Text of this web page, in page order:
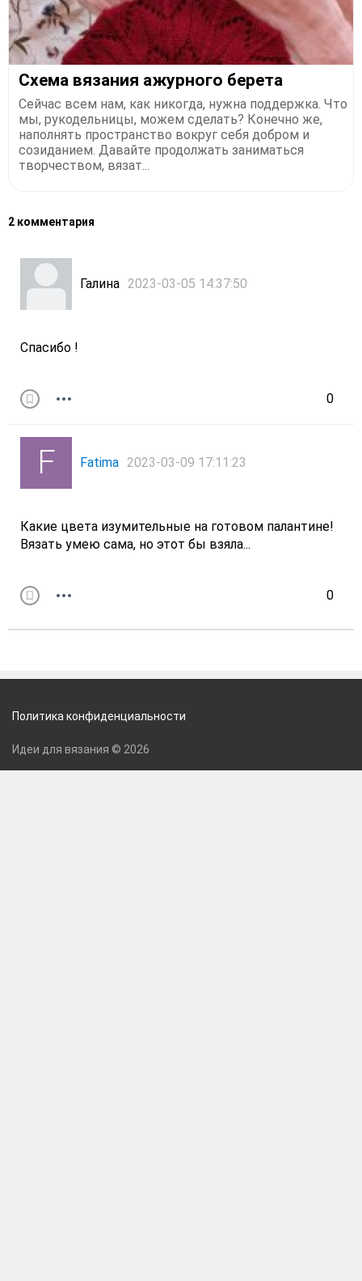
Схема вязания ажурного берета
Сейчас всем нам, как никогда, нужна поддержка. Что
мы, рукодельницы, можем сделать? Конечно же,
наполнять пространство вокруг себя добром и
созиданием. Давайте продолжать заниматься
творчеством, вязат...
2 комментария
Галина 2023-03-05 14:37:50
0
Спасибо !
Fatima 2023-03-09 17:11:23
0
Какие цвета изумительные на готовом палантине!
Вязать умею сама, но этот бы взяла...
Политика конфиденциальности
Идеи для вязания © 2026